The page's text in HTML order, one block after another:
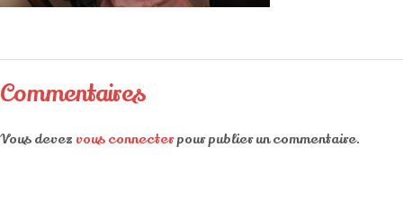
Commentaires
Vous devez vous connecterpour publier un commentaire.